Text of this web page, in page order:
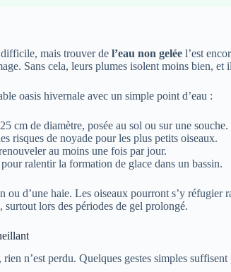
mais trouver de l’eau non gelée l’est
Sans cela, leurs plumes isolent moins bien, et
oasis hivernale avec un simple point d’eau :
cm de diamètre, posée au sol ou sur une souche.
risques de noyade pour les plus petits oiseaux.
au moins une fois par jour.
ralentir la formation de glace dans un bassin.
ou d’une haie. Les oiseaux pourront s’y réfugier
lors des périodes de gel prolongé.
n’est perdu. Quelques gestes simples